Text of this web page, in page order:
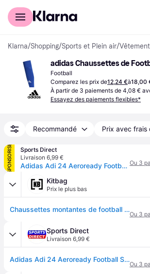
Acheter avec Klarna
Klarna/Shopping/Sports et Plein air/
adidas Chaussettes de
Football
Comparez les prix de12,24 €à18,00
À partir de 3 paiements de 4,08 €
Essayez des paiements flexibles*
Recommandé Prix avec frais
SPONSORISÉ
Sports Direct
Livraison 6,99 €
Adidas Adi 24 Aeroready Football Socks Juniors - Équipe Bleu Royal Ou 3
Kitbag
Prix le plus bas
Chaussettes montantes de football adidas 24 AEROREADY - Bleu Royal
Ou 3
Sports Direct
Livraison 6,99 €
Adidas Adi 24 Aeroready Football Socks Juniors - Équipe Bleu Royal
Ou 3